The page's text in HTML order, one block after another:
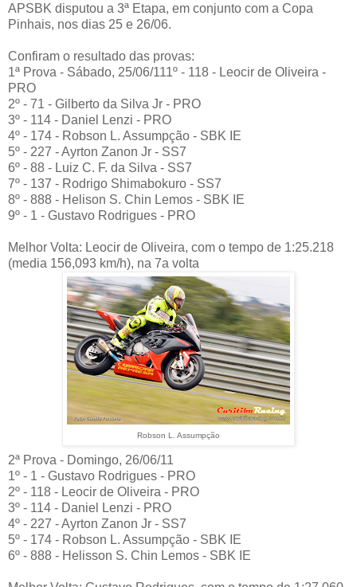
APSBK disputou a 3ª Etapa, em conjunto com a Copa
Pinhais, nos dias 25 e 26/06.
Confiram o resultado das provas:
1ª Prova - Sábado, 25/06/111º - 118 - Leocir de Oliveira -
PRO
2º - 71 - Gilberto da Silva Jr - PRO
3º - 114 - Daniel Lenzi - PRO
4º - 174 - Robson L. Assumpção - SBK IE
5º - 227 - Ayrton Zanon Jr - SS7
6º - 88 - Luiz C. F. da Silva - SS7
7º - 137 - Rodrigo Shimabokuro - SS7
8º - 888 - Helison S. Chin Lemos - SBK IE
9º - 1 - Gustavo Rodrigues - PRO
Melhor Volta: Leocir de Oliveira, com o tempo de 1:25.218
(media 156,093 km/h), na 7a volta
Robson L. Assumpção
2ª Prova - Domingo, 26/06/11
1º - 1 - Gustavo Rodrigues - PRO
2º - 118 - Leocir de Oliveira - PRO
3º - 114 - Daniel Lenzi - PRO
4º - 227 - Ayrton Zanon Jr - SS7
5º - 174 - Robson L. Assumpção - SBK IE
6º - 888 - Helisson S. Chin Lemos - SBK IE